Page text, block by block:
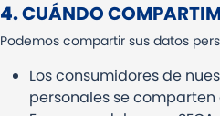
4.CUÁNDO
Podemos compartir sus datos
Los consumidores de
personales se